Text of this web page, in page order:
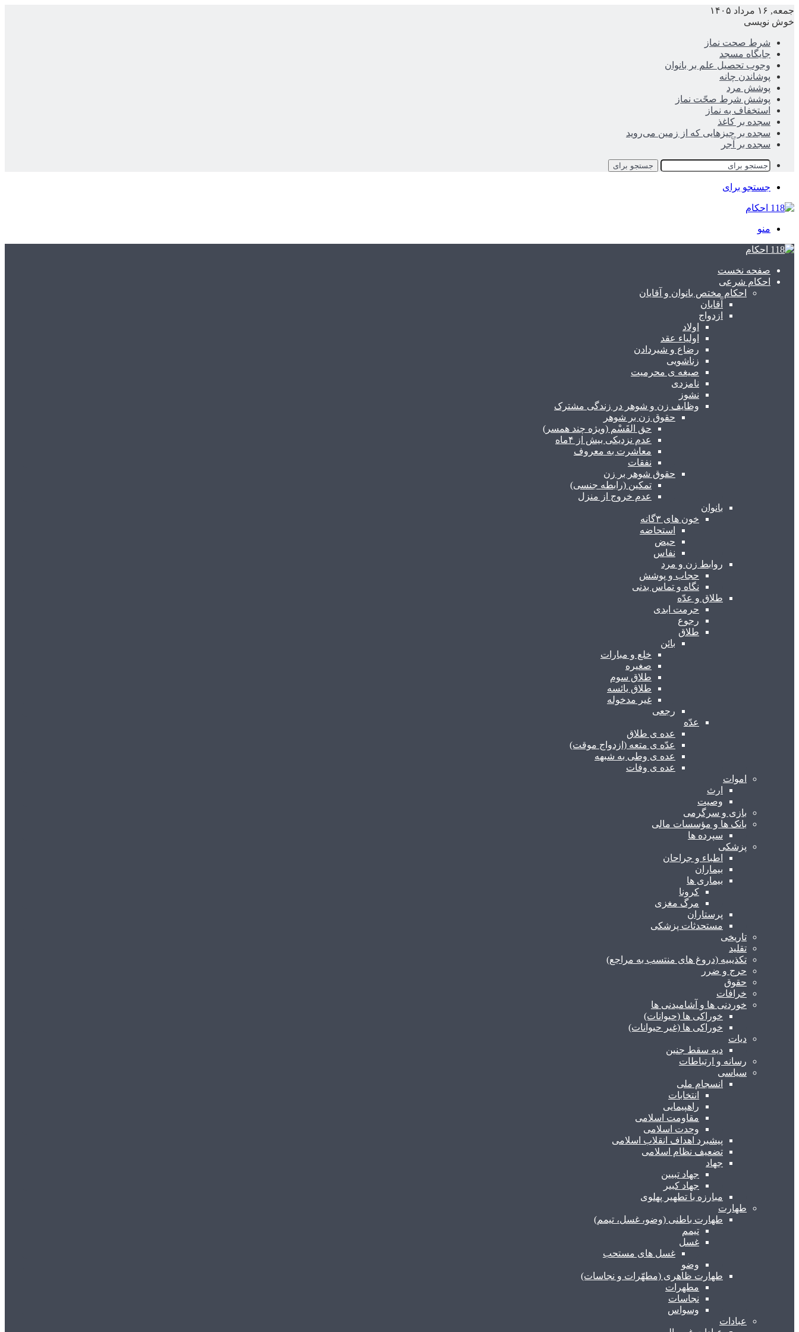
جمعه, ۱۶ مرداد ۱۴۰۵
خوش نویسی
شرط صحت نماز
جایگاه مسجد
وجوب تحصیل علم بر بانوان
پوشاندن چانه
پوشش مرد
پوشش شرط صحّت نماز
استخفاف به نماز
سجده بر کاغذ
سجده بر چیزهایی که از زمین می‌روید
سجده بر آجر
جستجو برای
جستجو برای
منو
صفحه نخست
احکام شرعی
احکام مختص بانوان و آقایان
آقایان
ازدواج
اولاد
اولیاء عقد
رضاع و شیردادن
زناشویی
صیغه ی محرمیت
نامزدی
نشوز
وظایف زن و شوهر در زندگی مشترک
حقوق زن بر شوهر
حق القَسْم (ویژه چند همسر)
عدم نزدیکی بیش از ۴ماه
معاشرت به معروف
نفقات
حقوق شوهر بر زن
تمکین (رابطه جنسی)
عدم خروج از منزل
بانوان
خون های ۳گانه
استحاضه
حیض
نفاس
روابط زن و مرد
حجاب و پوشش
نگاه و تماس بدنی
طلاق و عدّه
حرمت ابدی
رجوع
طلاق
بائن
خلع و مبارات
صغیره
طلاق سوم
طلاق یائسه
غیر مدخوله
رجعی
عدّه
عده ی طلاق
عدّه ی متعه (ازدواج موقت)
عده ی وطی به شبهه
عده ی وفات
اموات
ارث
وصیت
بازی و سرگرمی
بانک ها و مؤسسات مالی
سپرده ها
پزشکی
اطباء و جراحان
بیماران
بیماری ها
کرونا
مرگ مغزی
پرستاران
مستحدثات پزشکی
تاریخی
تقلید
تکذیبیه (دروغ های منتسب به مراجع)
حرج و ضرر
حقوق
خرافات
خوردنی ها و آشامیدنی ها
خوراکی ها (حیوانات)
خوراکی ها (غیر حیوانات)
دیات
دیه سقط جنین
رسانه و ارتباطات
سیاسی
انسجام ملی
انتخابات
راهپیمایی
مقاومت اسلامی
وحدت اسلامی
پیشبرد اهداف انقلاب اسلامی
تضعیف نظام اسلامی
جهاد
جهاد تبیین
جهاد کبیر
مبارزه با تطهیر پهلوی
طهارت
طهارت باطنی (وضو، غسل، تیمم)
تیمم
غسل
غسل های مستحب
وضو
طهارت ظاهری (مطهّرات و نجاسات)
مطهرات
نجاسات
وسواس
عبادات